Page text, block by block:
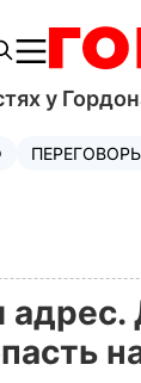
у
адрес.